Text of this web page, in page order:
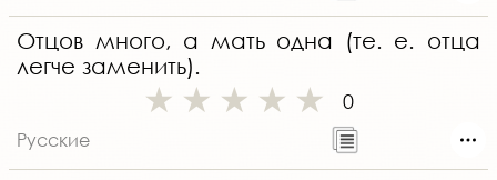
Отцов много, а мать одна (те. е. отца
легче заменить).
0
Русские